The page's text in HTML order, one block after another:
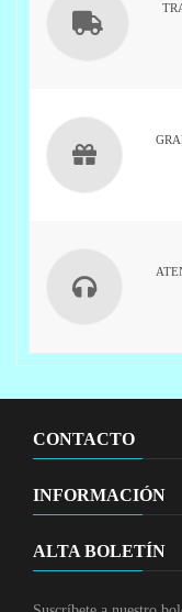
CONTACTO
INFORMACIÓN
ALTA BOLETÍN